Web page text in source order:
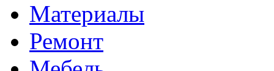
Материалы
Ремонт